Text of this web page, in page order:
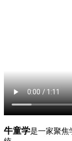
牛童学是一家聚焦